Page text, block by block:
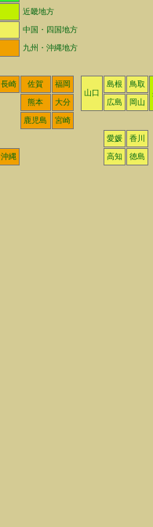
近畿地方
中国・四国地方
九州・沖縄地方
長崎 佐賀
福岡
山口
島根
鳥取
熊本
大分 広島 岡山
鹿児島 宮崎
愛媛 香川
沖縄 高知 徳島